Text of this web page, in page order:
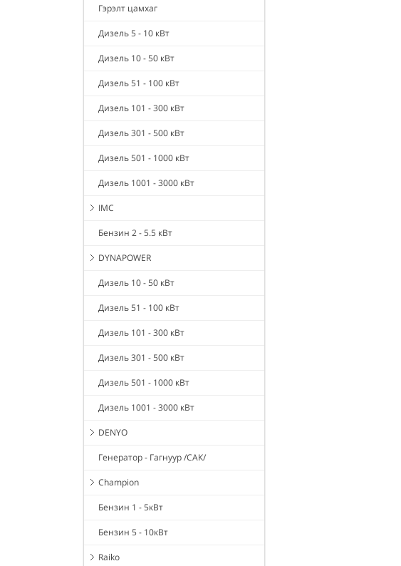
Гэрэлт цамхаг
Дизель 5 - 10 кВт
Дизель 10 - 50 кВт
Дизель 51 - 100 кВт
Дизель 101 - 300 кВт
Дизель 301 - 500 кВт
Дизель 501 - 1000 кВт
Дизель 1001 - 3000 кВт
IMC
Бензин 2 - 5.5 кВт
DYNAPOWER
Дизель 10 - 50 кВт
Дизель 51 - 100 кВт
Дизель 101 - 300 кВт
Дизель 301 - 500 кВт
Дизель 501 - 1000 кВт
Дизель 1001 - 3000 кВт
DENYO
Генератор - Гагнуур /САК/
Champion
Бензин 1 - 5кВт
Бензин 5 - 10кВт
Raiko